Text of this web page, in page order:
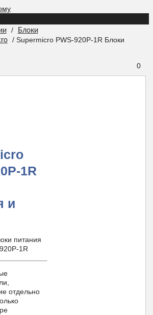
/
Блоки
/ Supermicro PWS-920P-1R Блоки
0
1R
и
питания
1R
отдельно